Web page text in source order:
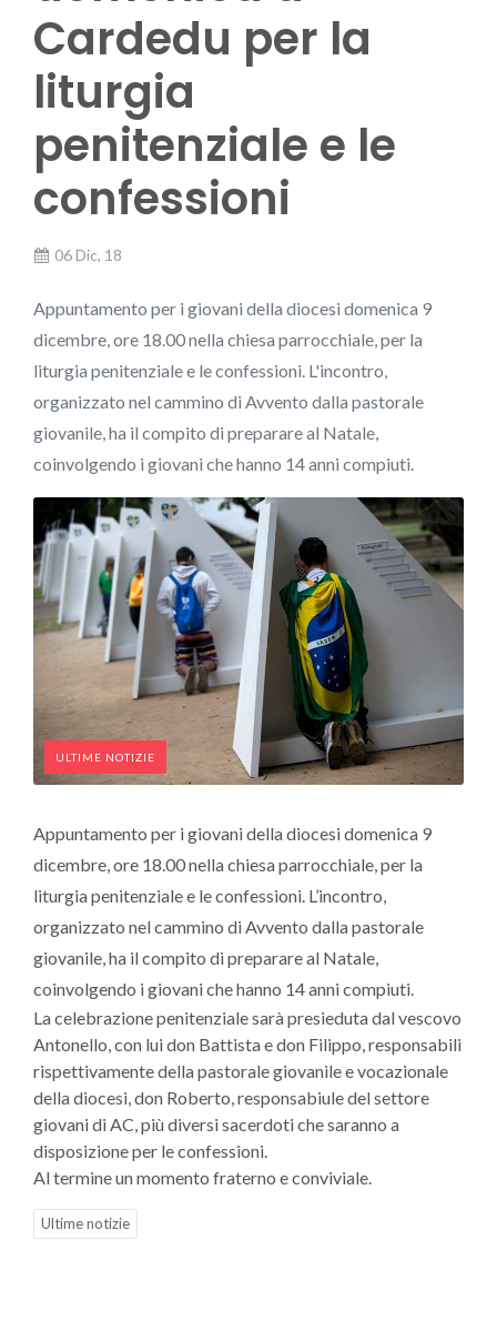
Cardedu per la
liturgia
penitenziale e le
confessioni
06 Dic, 18
Appuntamento per i giovani della diocesi domenica 9
dicembre, ore 18.00 nella chiesa parrocchiale, per la
liturgia penitenziale e le confessioni. L'incontro,
organizzato nel cammino di Avvento dalla pastorale
giovanile, ha il compito di preparare al Natale,
coinvolgendo i giovani che hanno 14 anni compiuti.
ULTIME NOTIZIE
Appuntamento per i giovani della diocesi domenica 9
dicembre, ore 18.00 nella chiesa parrocchiale, per la
liturgia penitenziale e le confessioni. L’incontro,
organizzato nel cammino di Avvento dalla pastorale
giovanile, ha il compito di preparare al Natale,
coinvolgendo i giovani che hanno 14 anni compiuti.
La celebrazione penitenziale sarà presieduta dal vescovo
Antonello, con lui don Battista e don Filippo, responsabili
rispettivamente della pastorale giovanile e vocazionale
della diocesi, don Roberto, responsabiule del settore
giovani di AC, più diversi sacerdoti che saranno a
disposizione per le confessioni.
Al termine un momento fraterno e conviviale.
Ultime notizie